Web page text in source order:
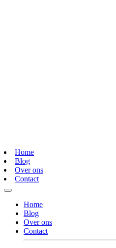
Home
Blog
Over ons
Contact
Home
Blog
Over ons
Contact